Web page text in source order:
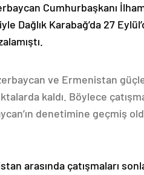
Cumhurbaşkanı
Dağlık Karabağ’da 27
ve Ermenistan
kaldı. Böylece
denetimine geçmiş
arasında çatışmaları